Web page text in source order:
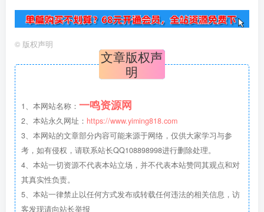
© 版权声明
文章版权声
明
1、本网站名称： 一鸣资源网
2、本站永久网址： https://www.yiming818.com
3、本网站的文章部分内容可能来源于网络，仅供大家学习与参
考，如有侵权，请联系站长QQ108898998进行删除处理。
4、本站一切资源不代表本站立场，并不代表本站赞同其观点和对
其真实性负责。
5、本站一律禁止以任何方式发布或转载任何违法的相关信息，访
客发现请向站长举报